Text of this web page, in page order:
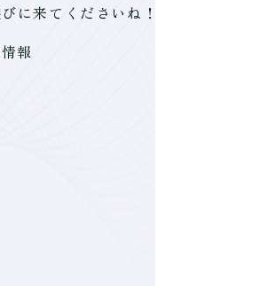
に来てくださいね！
報